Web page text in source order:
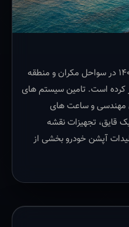
شرکت دریاپیمایش اطلس از سال ۱۴۰۳ در سواحل مکران و منطقه
کرده است. تامین سیستم های
مهندسی و ساعت های
قایق، تجهیزات نقشه
آپشن خودرو بخشی از